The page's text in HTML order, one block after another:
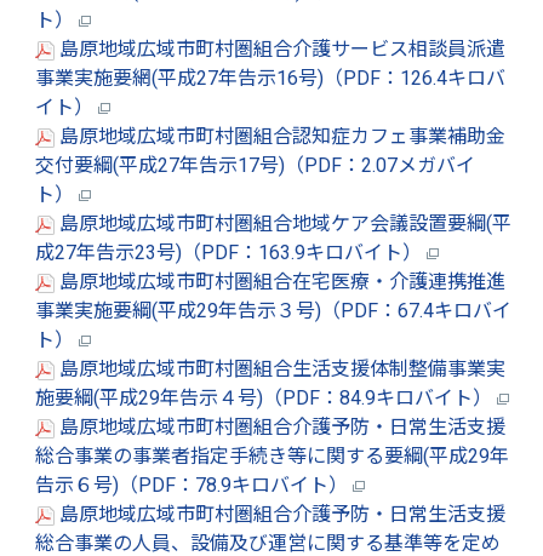
ト）
島原地域広域市町村圏組合介護サービス相談員派遣
事業実施要網(平成27年告示16号)（PDF：126.4キロバ
イト）
島原地域広域市町村圏組合認知症カフェ事業補助金
交付要綱(平成27年告示17号)（PDF：2.07メガバイ
ト）
島原地域広域市町村圏組合地域ケア会議設置要綱(平
成27年告示23号)（PDF：163.9キロバイト）
島原地域広域市町村圏組合在宅医療・介護連携推進
事業実施要綱(平成29年告示３号)（PDF：67.4キロバイ
ト）
島原地域広域市町村圏組合生活支援体制整備事業実
施要綱(平成29年告示４号)（PDF：84.9キロバイト）
島原地域広域市町村圏組合介護予防・日常生活支援
総合事業の事業者指定手続き等に関する要綱(平成29年
告示６号)（PDF：78.9キロバイト）
島原地域広域市町村圏組合介護予防・日常生活支援
総合事業の人員、設備及び運営に関する基準等を定め